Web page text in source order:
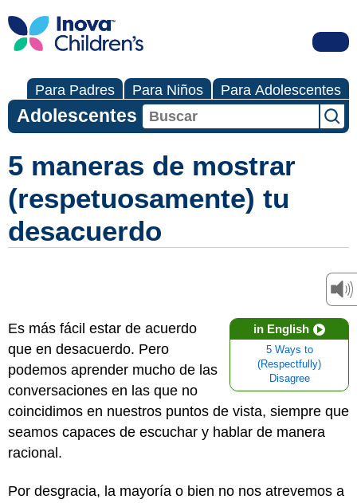
Para Padres Para Niños Para Adolescentes
Adolescentes
5 maneras de mostrar
(respetuosamente) tu
desacuerdo
in English
5 Ways to
(Respectfully)
Disagree
Es más fácil estar de acuerdo
que en desacuerdo. Pero
podemos aprender mucho de las
conversaciones en las que no
coincidimos en nuestros puntos de vista, siempre que
seamos capaces de escuchar y hablar de manera
racional.
Por desgracia, la mayoría o bien no nos atrevemos a